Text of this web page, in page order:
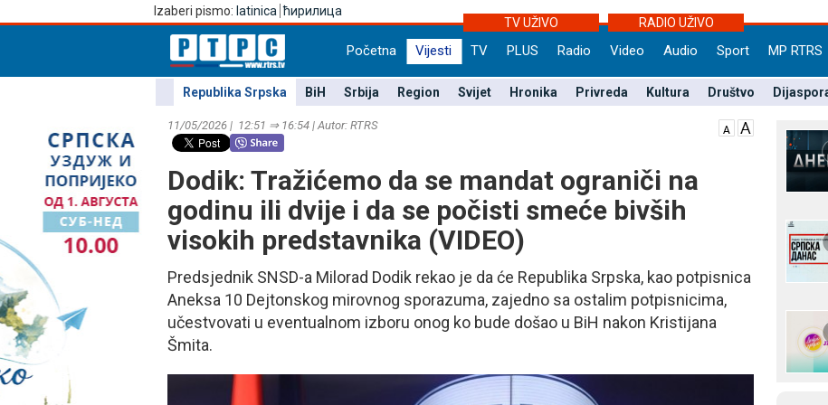
Izaberi pismo: latinica ћирилица
TV UŽIVO
RADIO UŽIVO
Početna Vijesti TV PLUS Radio Video Audio Sport MP RTRS
Republika Srpska BiH Srbija Region Svijet Hronika Privreda Kultura Društvo
11/05/2026 | 12:51 ⇒ 16:54 | Autor: RTRS
Dodik: Tražićemo da se mandat ograniči na
godinu ili dvije i da se počisti smeće bivših
visokih predstavnika (VIDEO)
Predsjednik SNSD-a Milorad Dodik rekao je da će Republika Srpska, kao potpisnica
Aneksa 10 Dejtonskog mirovnog sporazuma, zajedno sa ostalim potpisnicima,
učestvovati u eventualnom izboru onog ko bude došao u BiH nakon Kristijana
Šmita.